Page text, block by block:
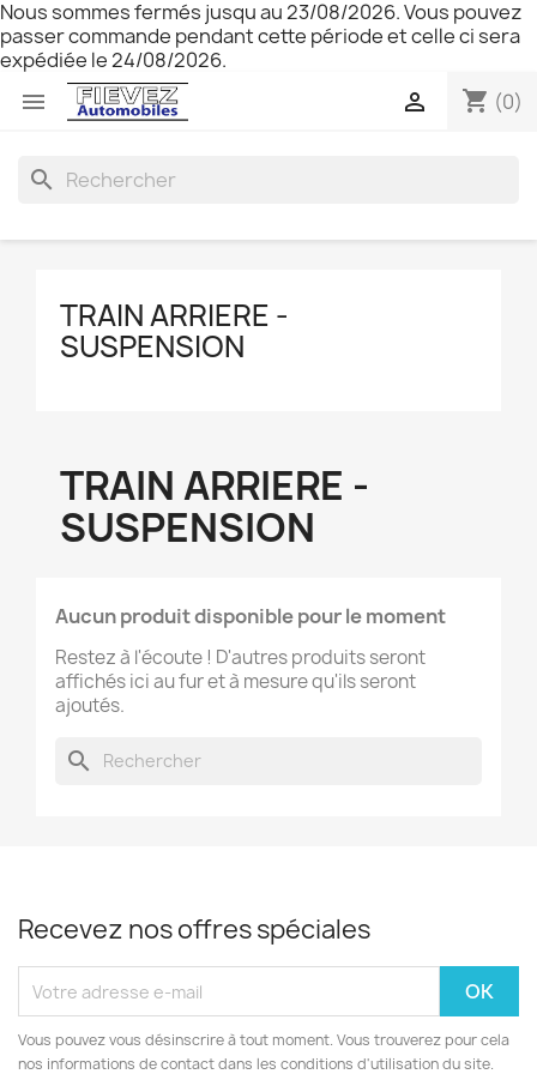
Nous sommes fermés jusqu au 23/08/2026. Vous pouvez
passer commande pendant cette période et celle ci sera
expédiée le 24/08/2026.
 shopping_cart (0)

search
TRAIN ARRIERE -
SUSPENSION
TRAIN ARRIERE -
SUSPENSION
Aucun produit disponible pour le moment
Restez à l'écoute ! D'autres produits seront
affichés ici au fur et à mesure qu'ils seront
ajoutés.
search
Recevez nos offres spéciales
Vous pouvez vous désinscrire à tout moment. Vous trouverez pour cela
nos informations de contact dans les conditions d'utilisation du site.